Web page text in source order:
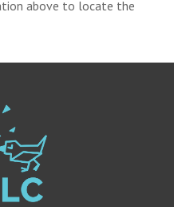
above to locate the